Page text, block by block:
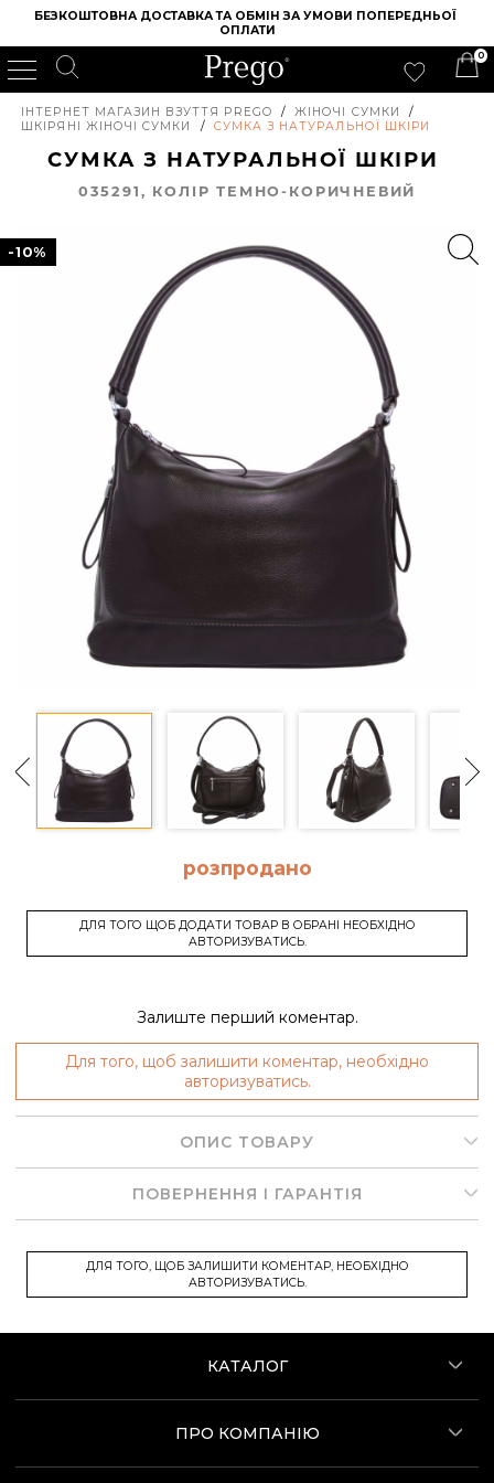
БЕЗКОШТОВНА ДОСТАВКА ТА ОБМІН ЗА УМОВИ ПОПЕРЕДНЬОЇ
ОПЛАТИ
0
ІНТЕРНЕТ МАГАЗИН ВЗУТТЯ PREGO / ЖІНОЧІ СУМКИ
/
ШКІРЯНІ ЖІНОЧІ СУМКИ
/ СУМКА З НАТУРАЛЬНОЇ ШКІРИ
СУМКА З НАТУРАЛЬНОЇ ШКІРИ
035291, КОЛIР ТЕМНО-КОРИЧНЕВИЙ
-10%
розпродано
ДЛЯ ТОГО ЩОБ ДОДАТИ ТОВАР В ОБРАНІ НЕОБХІДНО
АВТОРИЗУВАТИСЬ.
Залиште перший коментар.
Для того, щоб залишити коментар, необхідно
авторизуватись.
ОПИС ТОВАРУ
ПОВЕРНЕННЯ І ГАРАНТІЯ
ДЛЯ ТОГО, ЩОБ ЗАЛИШИТИ КОМЕНТАР, НЕОБХІДНО
АВТОРИЗУВАТИСЬ.
КАТАЛОГ
ПРО КОМПАНІЮ